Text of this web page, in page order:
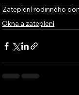
Zateplení rodinného
Okna a zateplení